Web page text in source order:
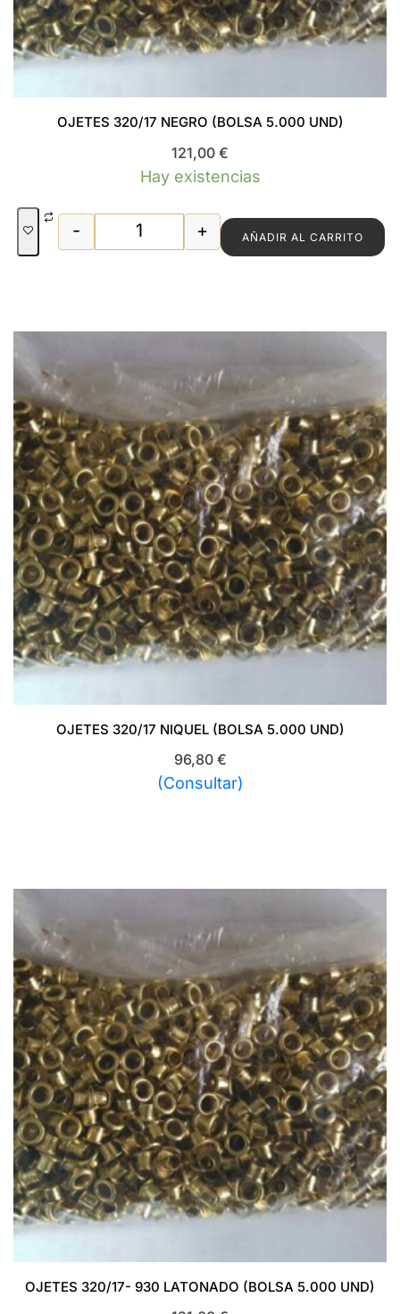
OJETES 320/17 NEGRO (BOLSA 5.000 UND)
121,00 €
Hay existencias
OJETES 320/17 NEGRO (BOLSA 5.000
- + AÑADIR AL CARRITO
OJETES 320/17 NIQUEL (BOLSA 5.000 UND)
96,80 €
(Consultar)
OJETES 320/17- 930 LATONADO (BOLSA 5.000 UND)